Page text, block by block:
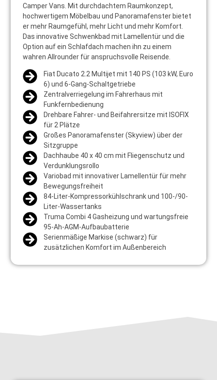
Camper Vans. Mit durchdachtem Raumkonzept,
hochwertigem Möbelbau und Panoramafenster bietet
er mehr Raumgefühl, mehr Licht und mehr Komfort.
Das innovative Schwenkbad mit Lamellentür und die
Option auf ein Schlafdach machen ihn zu einem
wahren Allrounder für anspruchsvolle Reisende.
Fiat Ducato 2.2 Multijet mit 140 PS (103 kW, Euro
6) und 6-Gang-Schaltgetriebe
Zentralverriegelung im Fahrerhaus mit
Funkfernbedienung
Drehbare Fahrer- und Beifahrersitze mit ISOFIX
für 2 Plätze
Großes Panoramafenster (Skyview) über der
Sitzgruppe
Dachhaube 40 x 40 cm mit Fliegenschutz und
Verdunklungsrollo
Variobad mit innovativer Lamellentür für mehr
Bewegungsfreiheit
84-Liter-Kompressorkühlschrank und 100-/90-
Liter-Wassertanks
Truma Combi 4 Gasheizung und wartungsfreie
95-Ah-AGM-Aufbaubatterie
Serienmäßige Markise (schwarz) für
zusätzlichen Komfort im Außenbereich